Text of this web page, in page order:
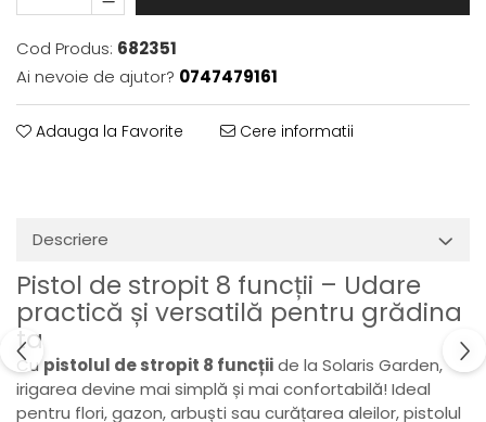
Cod Produs: 682351
Ai nevoie de ajutor? 0747479161
Adauga la Favorite Cere informatii
Descriere
Pistol de stropit 8 funcții – Udare
practică și versatilă pentru grădina
ta
Cu pistolul de stropit 8 funcțiide la Solaris Garden,
irigarea devine mai simplă și mai confortabilă! Ideal
pentru flori, gazon, arbuști sau curățarea aleilor, pistolul